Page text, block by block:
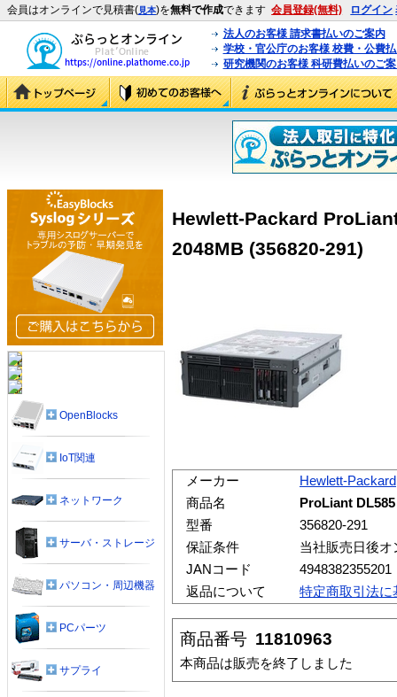
会員はオンラインで見積書(見本)を無料で作成できます 会員登録(無料) ログイン
法人のお客様 請求書払いのご案内
学校・官公庁のお客様 校費・公費
研究機関のお客様 科研費払いのご
Hewlett-Packard
2048MB (356820-291)
メーカー
Hewlett-Packard
商品名
ProLiant
型番
356820-291
保証条件
当社販売日後
JANコード
4948382355201
返品について
特定商取引法に
商品番号 11810963
本商品は販売を終了しました
OpenBlocks
IoT関連
ネットワーク
サーバ・ストレージ
パソコン・周辺機器
PCパーツ
サプライ